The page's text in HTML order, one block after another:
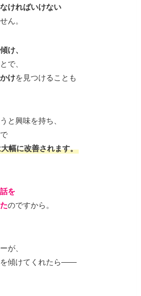
ければいけない
ん。
け、
で、
けを見つけることも
と興味を持ち、
幅に改善されます。
を
のですから。
が、
を傾けてくれたら——